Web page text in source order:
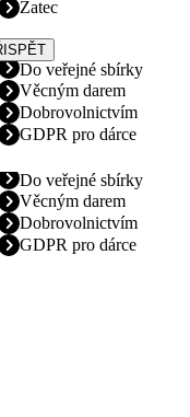
Žatec
Do veřejné sbírky
Věcným darem
Dobrovolnictvím
GDPR pro dárce
Do veřejné sbírky
Věcným darem
Dobrovolnictvím
GDPR pro dárce